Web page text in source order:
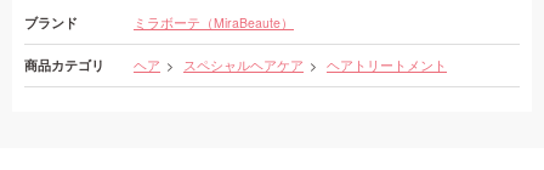
ブランド ミラボーテ（MiraBeaute）
商品カテゴリ ヘア スペシャルヘアケア ヘアトリートメント